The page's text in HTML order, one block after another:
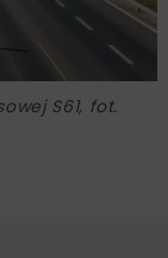
S61, fot.